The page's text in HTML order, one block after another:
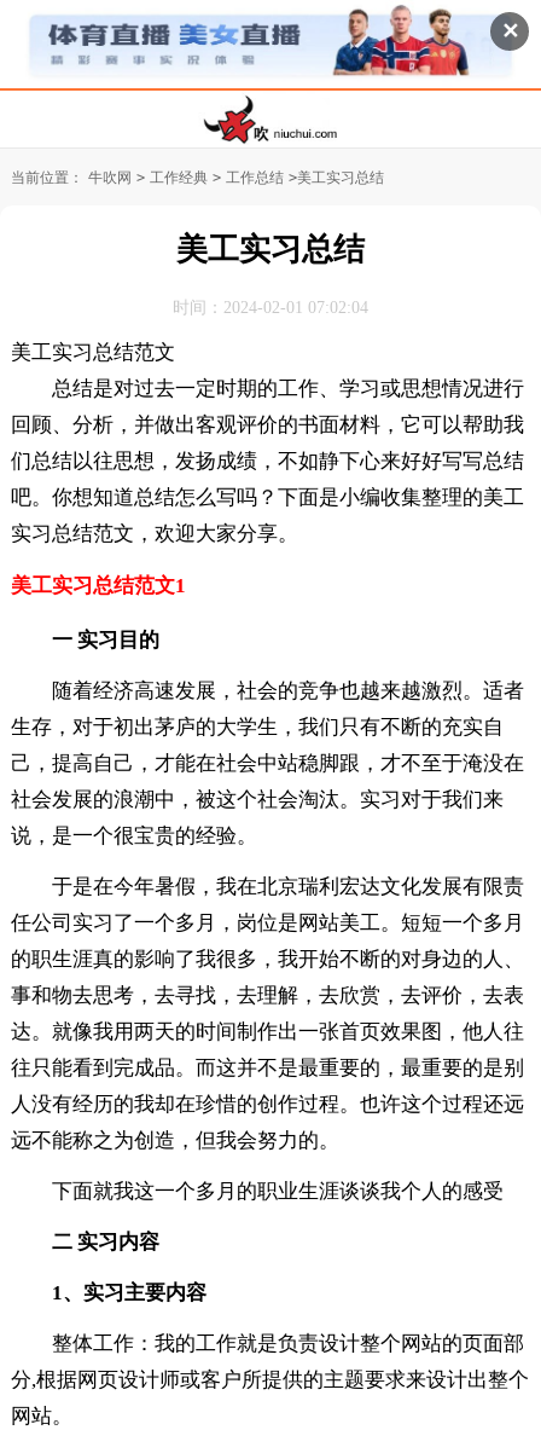
✕
当前位置： 牛吹网 > 工作经典 > 工作总结 >美工实习总结
美工实习总结
时间：2024-02-01 07:02:04
美工实习总结范文
总结是对过去一定时期的工作、学习或思想情况进行
回顾、分析，并做出客观评价的书面材料，它可以帮助我
们总结以往思想，发扬成绩，不如静下心来好好写写总结
吧。你想知道总结怎么写吗？下面是小编收集整理的美工
实习总结范文，欢迎大家分享。
美工实习总结范文1
一 实习目的
随着经济高速发展，社会的竞争也越来越激烈。适者
生存，对于初出茅庐的大学生，我们只有不断的充实自
己，提高自己，才能在社会中站稳脚跟，才不至于淹没在
社会发展的浪潮中，被这个社会淘汰。实习对于我们来
说，是一个很宝贵的经验。
于是在今年暑假，我在北京瑞利宏达文化发展有限责
任公司实习了一个多月，岗位是网站美工。短短一个多月
的职生涯真的影响了我很多，我开始不断的对身边的人、
事和物去思考，去寻找，去理解，去欣赏，去评价，去表
达。就像我用两天的时间制作出一张首页效果图，他人往
往只能看到完成品。而这并不是最重要的，最重要的是别
人没有经历的我却在珍惜的创作过程。也许这个过程还远
远不能称之为创造，但我会努力的。
下面就我这一个多月的职业生涯谈谈我个人的感受
二 实习内容
1、实习主要内容
整体工作：我的工作就是负责设计整个网站的页面部
分,根据网页设计师或客户所提供的主题要求来设计出整个
网站。